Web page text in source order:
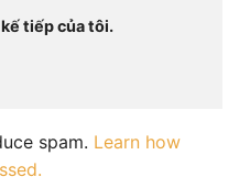
tiếp của tôi.
spam. Learn how